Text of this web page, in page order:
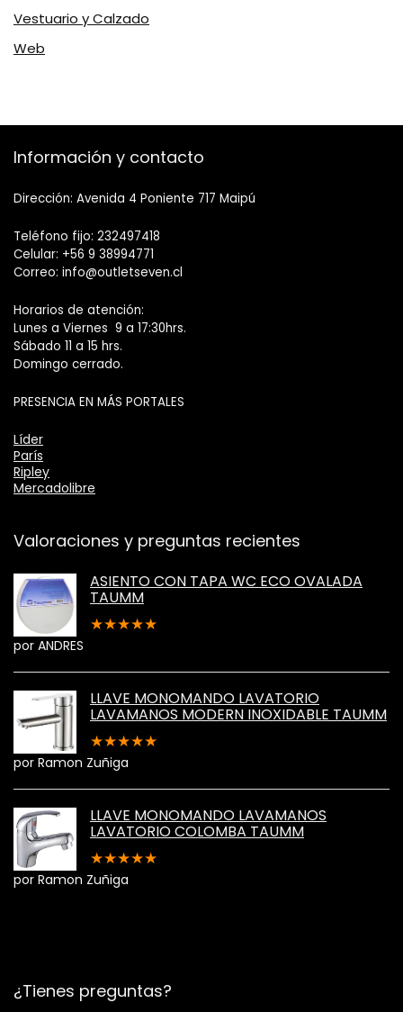
Vestuario y Calzado
Web
Información y contacto
Dirección: Avenida 4 Poniente 717 Maipú
Teléfono fijo: 232497418
Celular: +56 9 38994771
Correo: info@outletseven.cl
Horarios de atención:
Lunes a Viernes 9 a 17:30hrs.
Sábado 11 a 15 hrs.
Domingo cerrado.
PRESENCIA EN MÁS PORTALES
Líder
París
Ripley
Mercadolibre
Valoraciones y preguntas recientes
ASIENTO CON TAPA WC ECO OVALADA
TAUMM
★★★★★
por ANDRES
LLAVE MONOMANDO LAVATORIO
LAVAMANOS MODERN INOXIDABLE TAUMM
★★★★★
por Ramon Zuñiga
LLAVE MONOMANDO LAVAMANOS
LAVATORIO COLOMBA TAUMM
★★★★★
por Ramon Zuñiga
¿Tienes preguntas?